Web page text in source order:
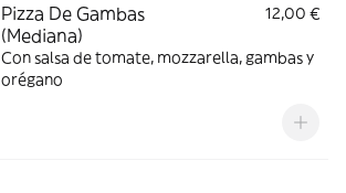
Pizza De Gambas
(Mediana)
12,00 €
Con salsa de tomate, mozzarella, gambas y
orégano